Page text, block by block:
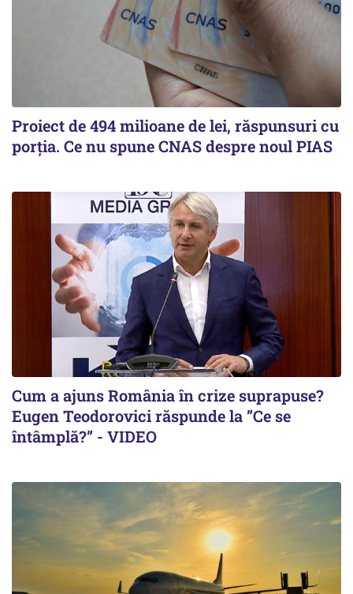
Proiect de 494 milioane de lei, răspunsuri cu
porția. Ce nu spune CNAS despre noul PIAS
Cum a ajuns România în crize suprapuse?
Eugen Teodorovici răspunde la ”Ce se
întâmplă?” - VIDEO